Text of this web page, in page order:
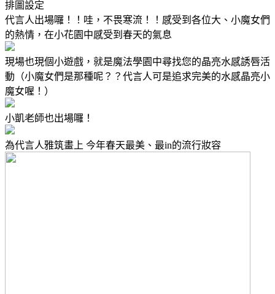
排圖設定
代言人出場囉！！哇，不畏寒流！！感受到各位大、小魔女們
的熱情，在小花園中感受到春天的氣息
現場也現個小遊戲，就是魔法學園中尋找您的晶亮水感誘唇活
動（小魔女們是那種呢？？代言人可是追求完美的水感晶亮小
魔女喔！）
小凱老師也出場囉！
為代言人雅筑畫上 今年春天最美、最in的流行妝容